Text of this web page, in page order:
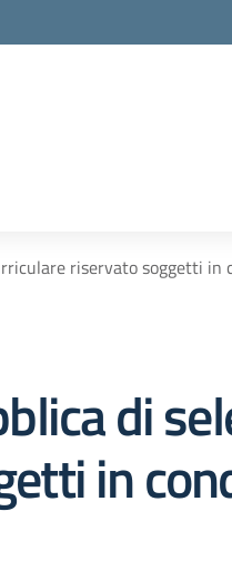
riservato soggetti in
di
in